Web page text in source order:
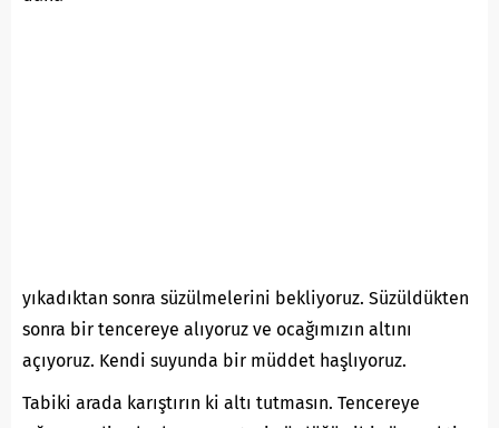
yıkadıktan sonra süzülmelerini bekliyoruz. Süzüldükten
sonra bir tencereye alıyoruz ve ocağımızın altını
açıyoruz. Kendi suyunda bir müddet haşlıyoruz.
Tabiki arada karıştırın ki altı tutmasın. Tencereye